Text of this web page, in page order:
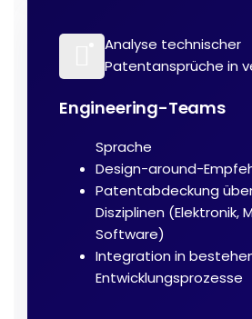
Engineering-Teams
Analyse technischer
Patentansprüche in
Sprache
Design-around-
Patentabdeckung
Disziplinen (Elektronik,
Software)
Integration in
Entwicklungsprozesse